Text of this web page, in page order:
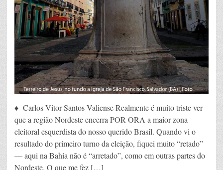
♦ Carlos Vitor Santos Valiense Realmente é muito triste ver
que a região Nordeste encerra POR ORA a maior zona
eleitoral esquerdista do nosso querido Brasil. Quando vi o
resultado do primeiro turno da eleição, fiquei muito “retado”
— aqui na Bahia não é “arretado”, como em outras partes do
Nordeste. O que me fez […]